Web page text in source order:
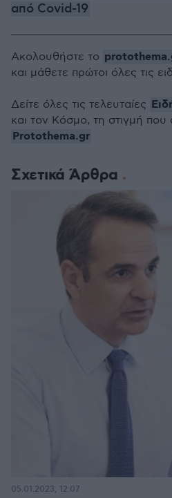
από Covid-19
Σχετικά Άρθρα
05.01.2023, 12:07
Ακολουθήστε το
και μάθετε πρώτοι όλες τις
Δείτε όλες τις τελευταίες
και τον Κόσμο, τη στιγμή που
Protothema.gr